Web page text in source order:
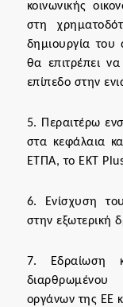
κοινωνικής
στη
δημιουργία του
θα επιτρέπει
επίπεδο στην
5. Περαιτέρω
στα κεφάλαια
ΕΤΠΑ, το ΕΚΤ
6. Ενίσχυση
στην εξωτερική
7. Εδραίωση
οργάνων της ΕΕ